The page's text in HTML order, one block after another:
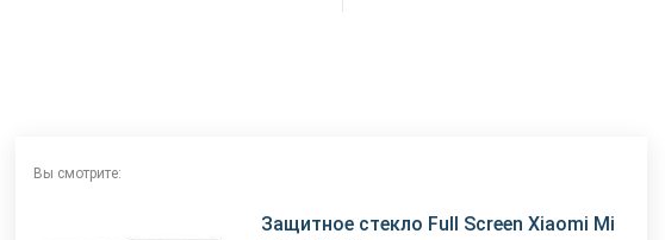
Вы смотрите:
Защитное стекло Full Screen Xiaomi Mi